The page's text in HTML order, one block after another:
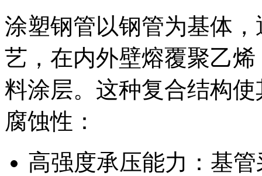
涂塑钢管以钢管为基体
艺，在内外壁熔覆聚乙
料涂层。这种复合结构
腐蚀性：
高强度承压能力：基